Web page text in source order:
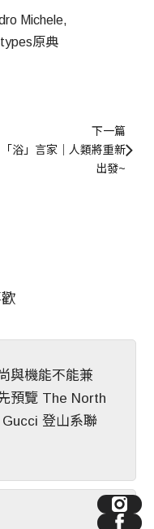
Michele
原典
下一篇
「浴」言家｜人類將重新
出發~
與機能不能兼
預覽 The North
登山系聯